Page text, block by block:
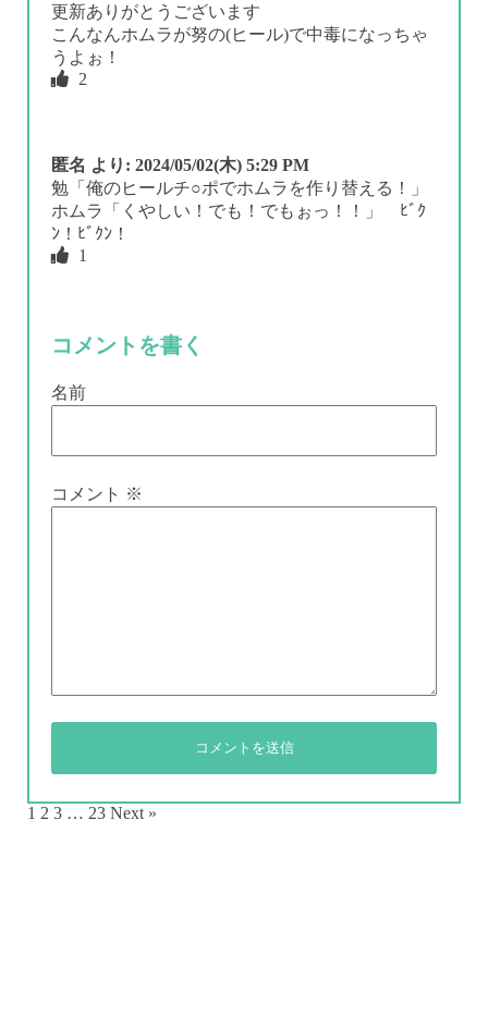
更新ありがとうございます
こんなんホムラが努の(ヒール)で中毒になっちゃ
うよぉ！
2
匿名 より: 2024/05/02(木) 5:29 PM
勉「俺のヒールチ○ポでホムラを作り替える！」
ホムラ「くやしい！でも！でもぉっ！！」 ﾋﾞｸ
ﾝ！ﾋﾞｸﾝ！
1
コメントを書く
名前
コメント ※
1 2 3 … 23 Next »